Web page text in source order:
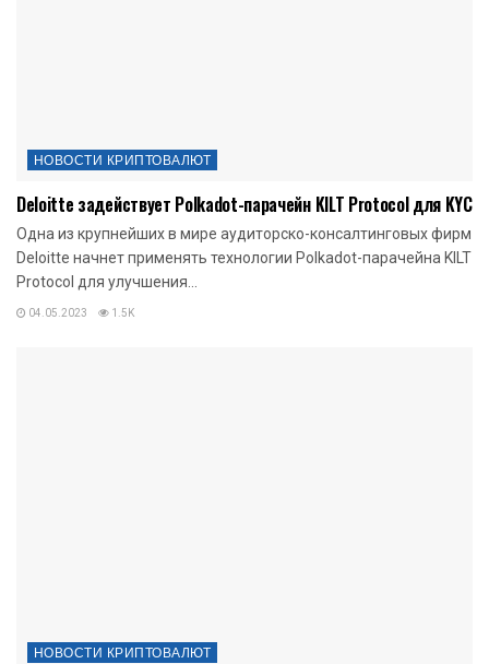
НОВОСТИ КРИПТОВАЛЮТ
Deloitte задействует Polkadot-парачейн KILT Protocol для KYC
Одна из крупнейших в мире аудиторско-консалтинговых фирм
Deloitte начнет применять технологии Polkadot-парачейна KILT
Protocol для улучшения...
04.05.2023 1.5K
НОВОСТИ КРИПТОВАЛЮТ